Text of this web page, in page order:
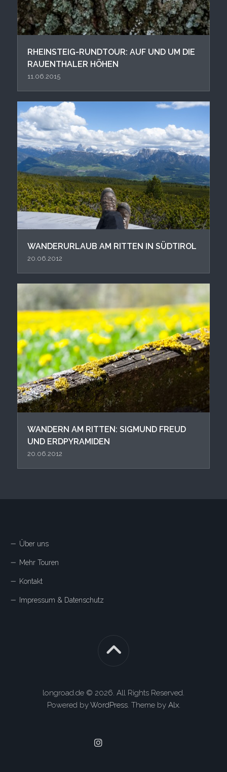
RHEINSTEIG-RUNDTOUR: AUF UND UM DIE
RAUENTHALER HÖHEN
11.06.2015
WANDERURLAUB AM RITTEN IN SÜDTIROL
20.06.2012
WANDERN AM RITTEN: SIGMUND FREUD
UND ERDPYRAMIDEN
20.06.2012
Über uns
Mehr Touren
Kontakt
Impressum & Datenschutz
longroad.de © 2026. All Rights Reserved.
Powered byWordPress. Theme by Alx.